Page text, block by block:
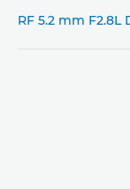
RF 5.2 mm